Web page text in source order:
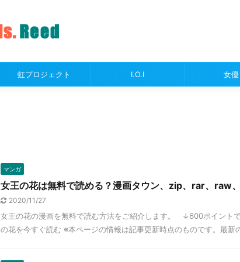
虹プロジェクト I.O.I 女優
マンガ
女王の花は無料で読める？漫画タウン、zip、rar、raw
2020/11/27
女王の花の漫画を無料で読む方法をご紹介します。 ↓600ポイント
の花を今すぐ読む ※本ページの情報は記事更新時点のものです。最新